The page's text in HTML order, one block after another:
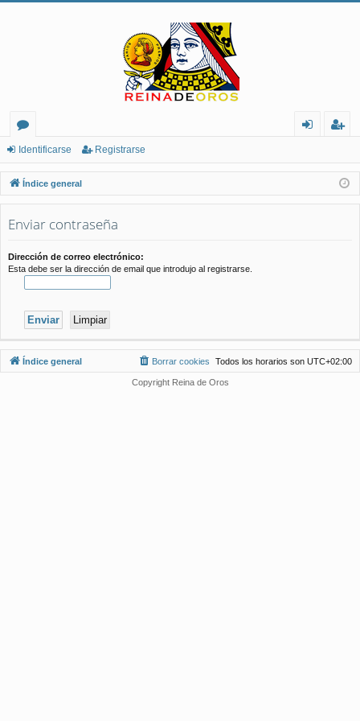
or
os
nt
ifi
ist
ra
Identificarse Registrarse
Índice general
Enviar contraseña
Dirección de correo electrónico:
Esta debe ser la dirección de email que introdujo al registrarse.
Índice general Todos los horarios son UTC+02:00
Borrar cookies
Copyright Reina de Oros